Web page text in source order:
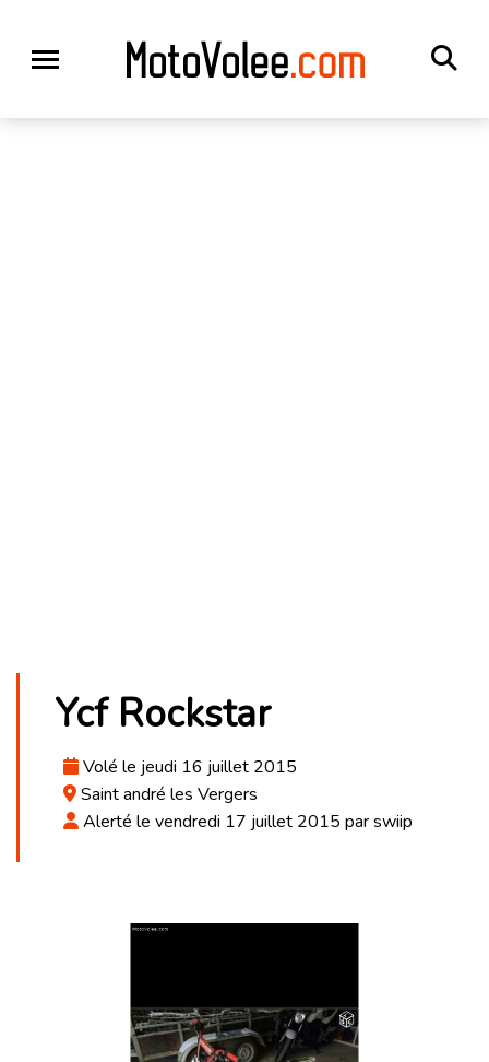
Ycf Rockstar
Volé le jeudi 16 juillet 2015
Saint andré les Vergers
Alerté le vendredi 17 juillet 2015 par swiip